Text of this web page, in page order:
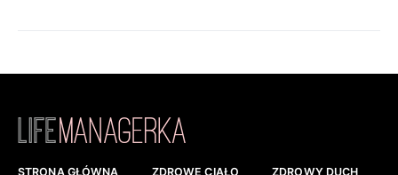
STRONA GŁÓWNA ZDROWE CIAŁO ZDROWY DUCH